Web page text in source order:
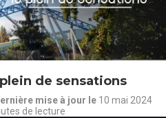
de sensations
mise à jour le 10 mai 2024
de lecture